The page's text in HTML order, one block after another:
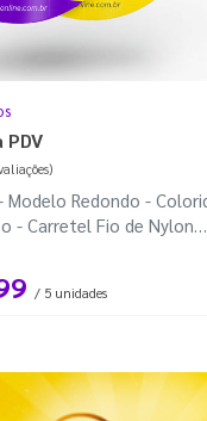
Modelo Redondo -
- Carretel Fio de Nylon
/ 5 unidades